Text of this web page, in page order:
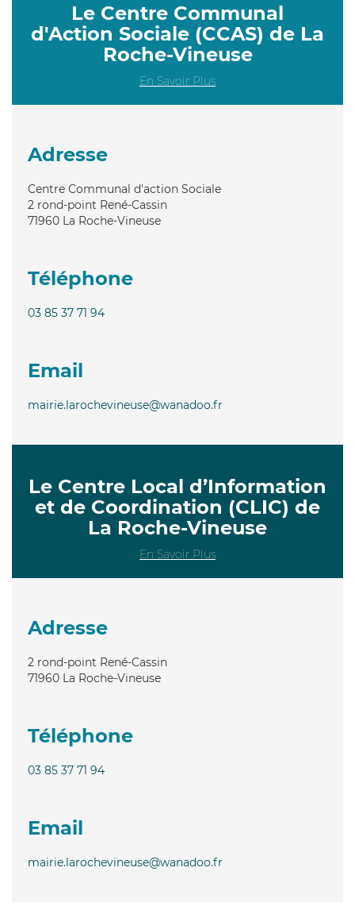
Le Centre Communal
d'Action Sociale (CCAS) de La
Roche-Vineuse
En Savoir Plus
Adresse
Centre Communal d'action Sociale
2 rond-point René-Cassin
71960 La Roche-Vineuse
Téléphone
03 85 37 71 94
Email
mairie.larochevineuse@wanadoo.fr
Le Centre Local d’Information
et de Coordination (CLIC) de
La Roche-Vineuse
En Savoir Plus
Adresse
2 rond-point René-Cassin
71960 La Roche-Vineuse
Téléphone
03 85 37 71 94
Email
mairie.larochevineuse@wanadoo.fr